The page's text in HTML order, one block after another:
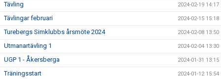
Tävling 2024-02-19 14:17
Tävlingar februari 2024-02-15 15:18
Turebergs Simklubbs årsmöte 2024 2024-02-08 13:50
Utmanartävling 1 2024-02-04 13:30
UGP 1 - Åkersberga 2024-01-31 13:15
Träningsstart 2024-01-12 15:54